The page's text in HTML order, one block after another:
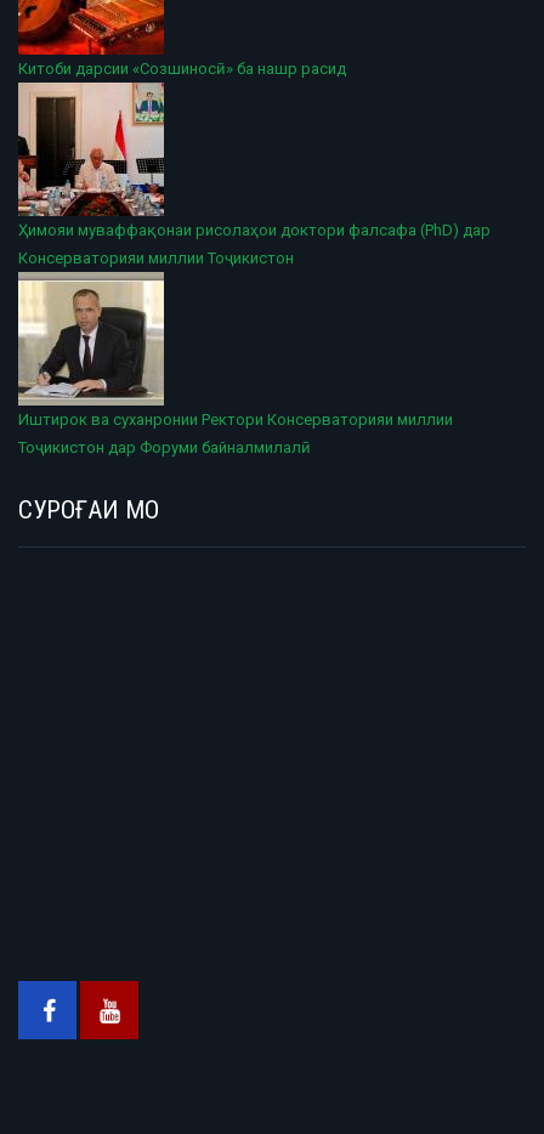
Китоби дарсии «Созшиносӣ» ба нашр расид
Ҳимояи муваффақонаи рисолаҳои доктори фалсафа (PhD) дар
Консерваторияи миллии Тоҷикистон
Иштирок ва суханронии Ректори Консерваторияи миллии
Тоҷикистон дар Форуми байналмилалӣ
СУРОҒАИ МО